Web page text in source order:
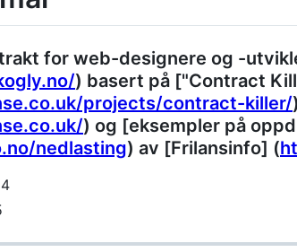
for web-designere og -
) basert på ["Contract
projects/contract-killer/
) og [eksempler på
nedlasting) av [Frilansinfo] (